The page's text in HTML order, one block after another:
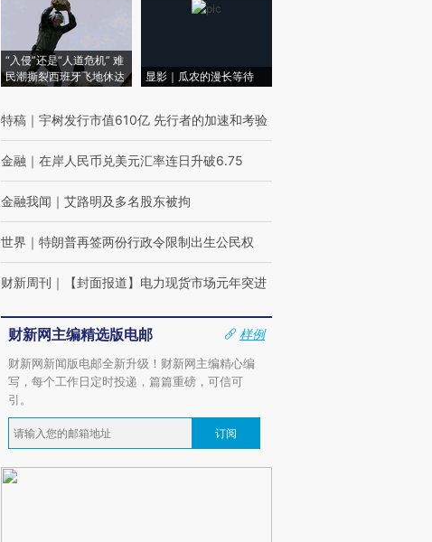
“入侵”还是“人道危机” 难
民潮撕裂西班牙飞地休达
显影｜瓜农的漫长等待
特稿 ｜ 宇树发行市值610亿 先行者的加速和考验
金融 ｜ 在岸人民币兑美元汇率连日升破6.75
金融我闻 ｜ 艾路明及多名股东被拘
世界 ｜ 特朗普再签两份行政令限制出生公民权
财新周刊 ｜ 【封面报道】电力现货市场元年突进
财新网主编精选版电邮
样例
财新网新闻版电邮全新升级！财新网主编精心编
写，每个工作日定时投递，篇篇重磅，可信可
引。
订阅